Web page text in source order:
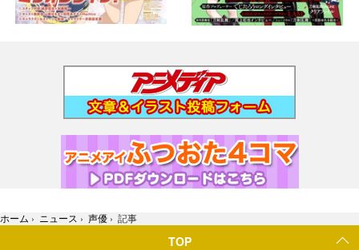
ホーム › ニュース › 声優 › 記事
TOP